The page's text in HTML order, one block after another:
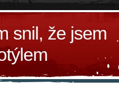
snil, že jsem